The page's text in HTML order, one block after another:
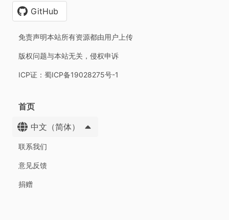
GitHub
免责声明本站所有资源都由用户上传
版权问题与本站无关，侵权申诉
ICP证：蜀ICP备19028275号-1
首页
中文（简体）
联系我们
意见反馈
捐赠